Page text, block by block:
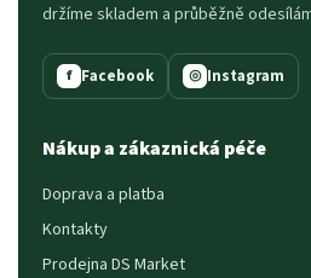
držíme skladem a průběžně
f Facebook ◎ Instagram
Nákup a zákaznická péče
Doprava a platba
Kontakty
Prodejna DS Market